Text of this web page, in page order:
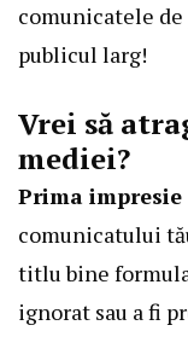
comunicatele
publicul larg!
Vrei să
mediei?
Prima impresie
comunicatului
titlu bine
ignorat sau a fi